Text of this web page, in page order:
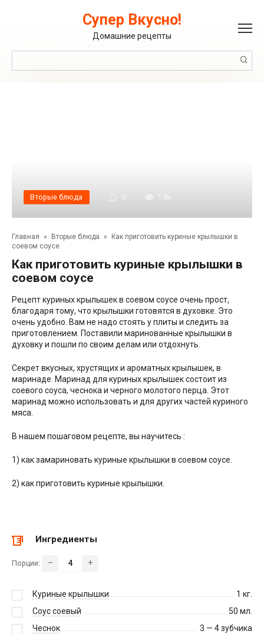
Супер Вкусно!
Домашние рецепты
Вторые блюда 0 1.8к.
Главная » Вторые блюда »
Как приготовить куриные крылышки в
соевом соусе
Как приготовить куриные крылышки в
соевом соусе
Рецепт куриных крылышек в соевом соусе очень прост,
благодаря тому, что крылышки готовятся в духовке. Это
очень удобно. Вам не надо стоять у плиты и следить за
приготовлением. Поставили маринованные крылышки в
духовку и пошли по своим делам или отдохнуть.
Секрет вкусных, хрустящих и ароматных крылышек, в
маринаде. Маринад для куриных крылышек состоит из
соевого соуса, чеснока и черного молотого перца. Этот
маринад можно использовать и для других частей куриного
мяса.
В нашем пошаговом рецепте, вы научитесь :
1) как замариновать куриные крылышки в соевом соусе.
2) как приготовить куриные крылышки.
Ингредиенты
Порции: – +
Куриные крылышки 1 кг.
Соус соевый
50 мл.
Чеснок
3 — 4зубчика